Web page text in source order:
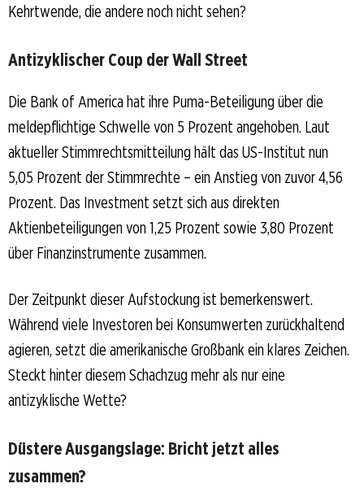
Kehrtwende, die andere noch nicht sehen?
Antizyklischer Coup der Wall Street
Die Bank of America hat ihre Puma-Beteiligung über die
meldepflichtige Schwelle von 5 Prozent angehoben. Laut
aktueller Stimmrechtsmitteilung hält das US-Institut nun
5,05 Prozent der Stimmrechte – ein Anstieg von zuvor 4,56
Prozent. Das Investment setzt sich aus direkten
Aktienbeteiligungen von 1,25 Prozent sowie 3,80 Prozent
über Finanzinstrumente zusammen.
Der Zeitpunkt dieser Aufstockung ist bemerkenswert.
Während viele Investoren bei Konsumwerten zurückhaltend
agieren, setzt die amerikanische Großbank ein klares Zeichen.
Steckt hinter diesem Schachzug mehr als nur eine
antizyklische Wette?
Düstere Ausgangslage: Bricht jetzt alles
zusammen?